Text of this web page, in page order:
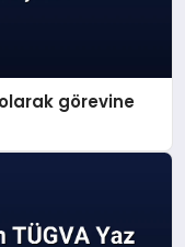
görevine